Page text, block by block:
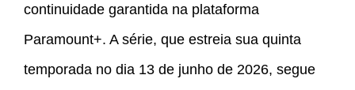
continuidade garantida na plataforma
Paramount+. A série, que estreia sua quinta
temporada no dia 13 de junho de 2026, segue